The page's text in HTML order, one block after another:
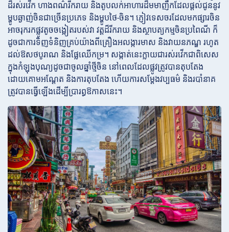
ដ៏រស់រវើក ហាងពណ៌រីករាយ និងតូបលក់អាហារដ៏មមាញឹកដែលផ្តល់ជូននូវ
ម្ហូបឆ្ងាញ់ចិនជាច្រើនប្រភេទ និងម្ហូបថៃ-ចិន។ ភ្ញៀវទេសចរដែលមកផ្សារចិន
អាចរុករកផ្លូវតូចចង្អៀតរបស់វា វត្តដ៏រីករាយ និងស្ថាបត្យកម្មចិនប្រពៃណី ក៏
ដូចជាការទិញទំនិញគ្រប់យ៉ាងពីគ្រឿងអលង្ការមាស និងវាយនភណ្ឌ រហូត
ដល់ឱសថបូរាណ និងផ្លែឈើកម្រ។ សង្កាត់នេះក្លាយជារស់រវើកជាពិសេស
ក្នុងកំឡុងបុណ្យដូចជាចូលឆ្នាំថ្មីចិន នៅពេលដែលផ្លូវត្រូវបានតុបតែង
ដោយគោមអណ្តែត និងការតុបតែង ហើយការសម្តែងវប្បធម៌ និងរបាំនាគ
ត្រូវបានធ្វើឡើងដើម្បីប្រារព្ធឱកាសនេះ។